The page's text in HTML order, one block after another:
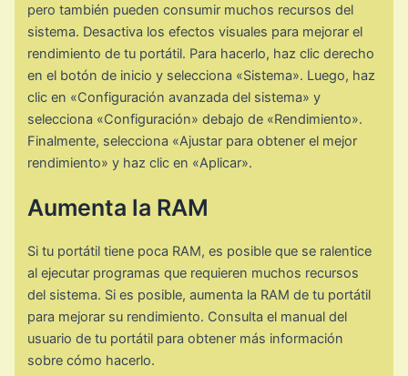
pero también pueden consumir muchos recursos del
sistema. Desactiva los efectos visuales para mejorar el
rendimiento de tu portátil. Para hacerlo, haz clic derecho
en el botón de inicio y selecciona «Sistema». Luego, haz
clic en «Configuración avanzada del sistema» y
selecciona «Configuración» debajo de «Rendimiento».
Finalmente, selecciona «Ajustar para obtener el mejor
rendimiento» y haz clic en «Aplicar».
Aumenta la RAM
Si tu portátil tiene poca RAM, es posible que se ralentice
al ejecutar programas que requieren muchos recursos
del sistema. Si es posible, aumenta la RAM de tu portátil
para mejorar su rendimiento. Consulta el manual del
usuario de tu portátil para obtener más información
sobre cómo hacerlo.